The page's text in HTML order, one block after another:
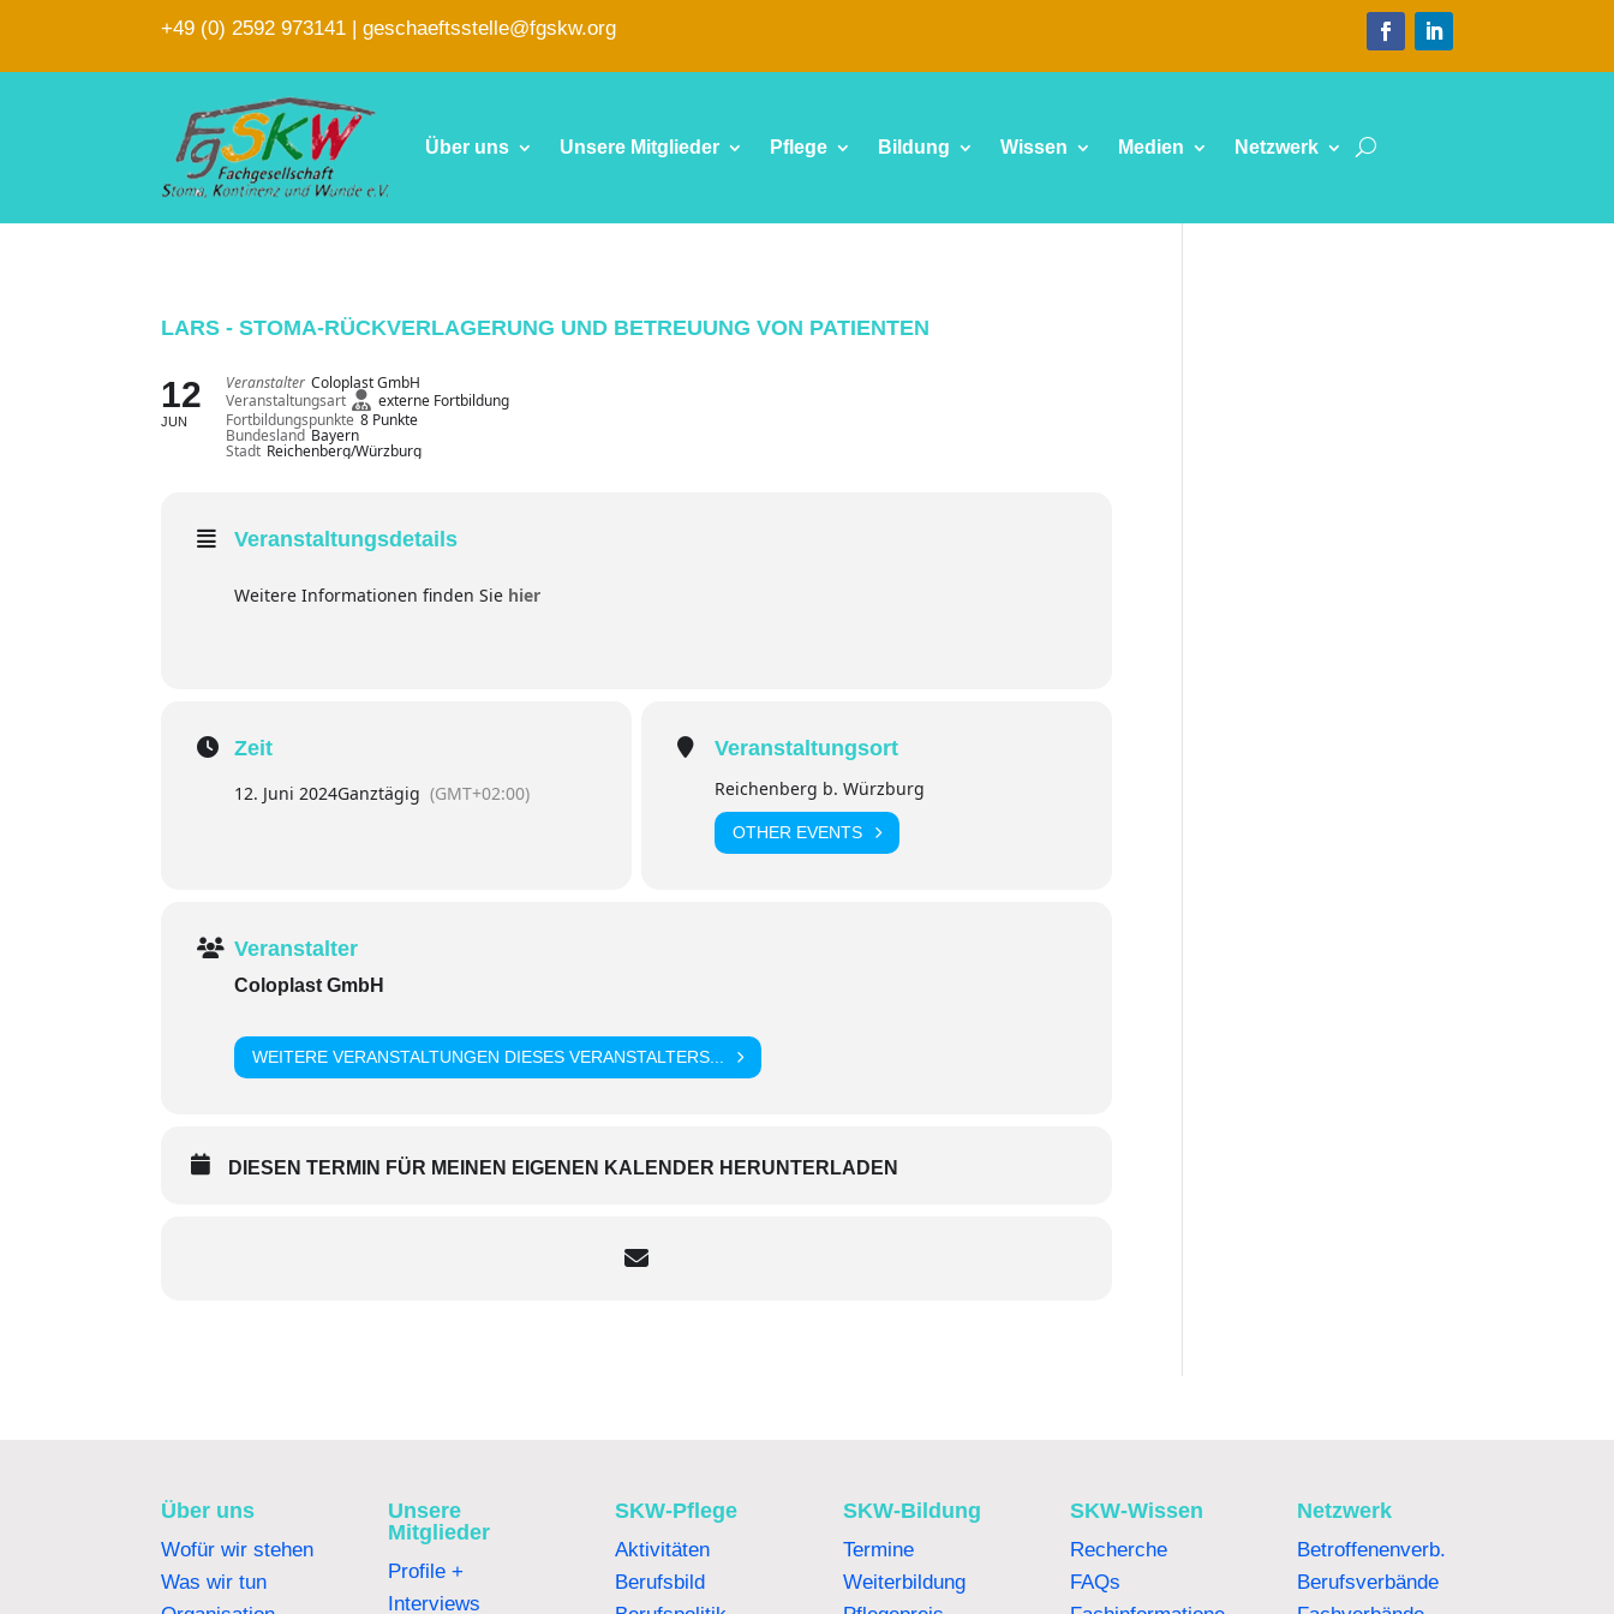
+49 (0) 2592 973141 |geschaeftsstelle@fgskw.org
Über uns Unsere Mitglieder Pflege Bildung Wissen Medien Netzwerk
LARS - STOMA-RÜCKVERLAGERUNG UND BETREUUNG VON PATIENTEN
12
JUN
Veranstalter Coloplast GmbH
Veranstaltungsart
externe Fortbildung
Fortbildungspunkte 8 Punkte
Bundesland Bayern
Stadt Reichenberg/Würzburg
Veranstaltungsdetails
Weitere Informationen finden Sie hier
Zeit
12. Juni 2024Ganztägig (GMT+02:00)
Veranstaltungsort
Reichenberg b. Würzburg
OTHER EVENTS
Veranstalter
Coloplast GmbH
WEITERE VERANSTALTUNGEN DIESES VERANSTALTERS...
DIESEN TERMIN FÜR MEINEN EIGENEN KALENDER HERUNTERLADEN
Über uns
Wofür wir stehen
Was wir tun
Unsere
Mitglieder
Profile +
Interviews
SKW-Pflege
Aktivitäten
Berufsbild
SKW-Bildung
Termine
Weiterbildung
SKW-Wissen
Recherche
FAQs
Netzwerk
Betroffenenverb.
Berufsverbände